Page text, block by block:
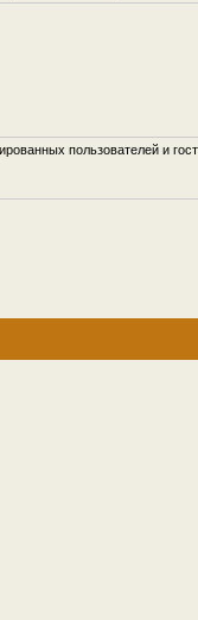
пользователей и